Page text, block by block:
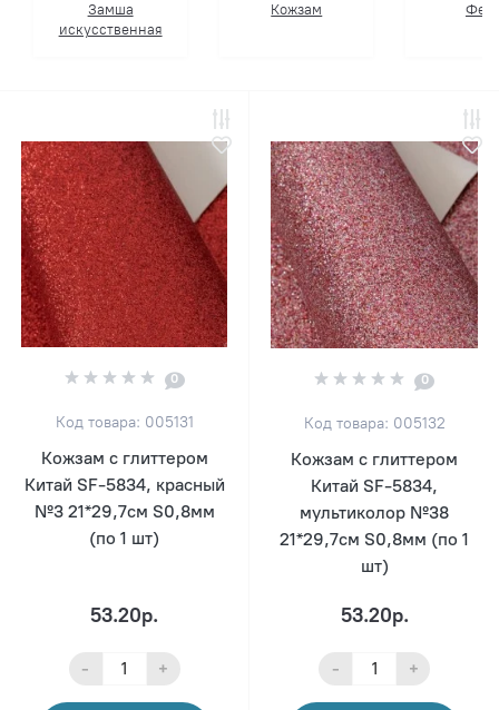
Замша
искусственная
Кожзам Фетр
0
Код товара: 005131
Кожзам с глиттером
Китай SF-5834, красный
№3 21*29,7см S0,8мм
(по 1 шт)
53.20р.
- +
0
Код товара: 005132
Кожзам с глиттером
Китай SF-5834,
мультиколор №38
21*29,7см S0,8мм (по 1
шт)
53.20р.
- +